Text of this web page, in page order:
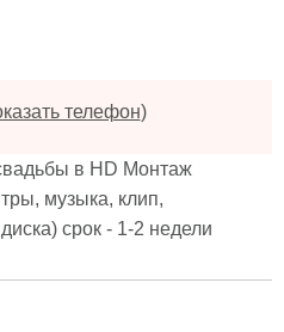
телефон)
в HD Монтаж
музыка, клип,
срок - 1-2 недели